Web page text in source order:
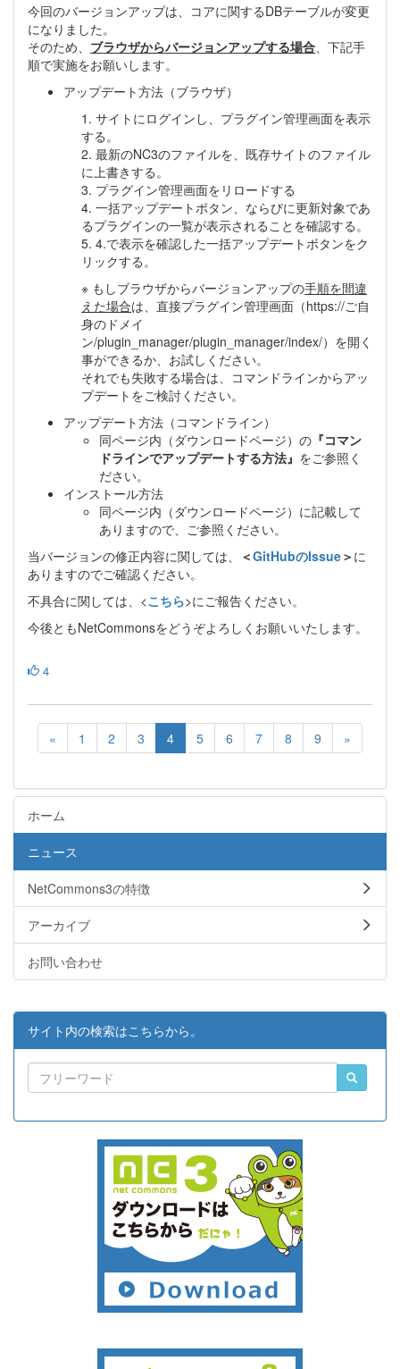
今回のバージョンアップは、コアに関するDBテーブルが変更
になりました。
そのため、 ブラウザからバージョンアップする場合 、下記手
順で実施をお願いします。
アップデート方法（ブラウザ）
1. サイトにログインし、プラグイン管理画面を表示
する。
2. 最新のNC3のファイルを、既存サイトのファイル
に上書きする。
3. プラグイン管理画面をリロードする
4. 一括アップデートボタン、ならびに更新対象であ
るプラグインの一覧が表示されることを確認する。
5. 4.で表示を確認した一括アップデートボタンをク
リックする。
※ もしブラウザからバージョンアップの手順を間違
えた場合は、直接プラグイン管理画面（https://ご自
身のドメイ
ン/plugin_manager/plugin_manager/index/）を開く
事ができるか、お試しください。
それでも失敗する場合は、コマンドラインからアッ
プデートをご検討ください。
アップデート方法（コマンドライン）
同ページ内（ダウンロードページ）の 『コマン
ドラインでアップデートする方法』 をご参照く
ださい。
インストール方法
同ページ内（ダウンロードページ）に記載して
ありますので、ご参照ください。
当バージョンの修正内容に関しては、
＜GitHubのIssue＞ に
ありますのでご確認ください。
不具合に関しては、<こちら>にご報告ください。
今後ともNetCommonsをどうぞよろしくお願いいたします。
4
« 1 2 3 4 5 6 7 8 9 »
ホーム
ニュース
NetCommons3の特徴
アーカイブ
お問い合わせ
サイト内の検索はこちらから。